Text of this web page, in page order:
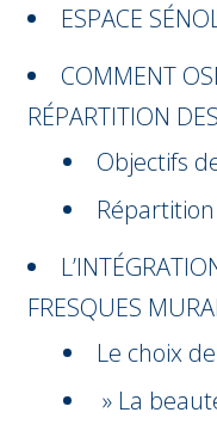
ESPACE
COMMENT
RÉPARTITION
Objectifs
FRESQUES
Le choix
» La